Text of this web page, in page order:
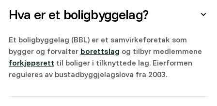
Hva er et boligbyggelag?
Et boligbyggelag (BBL) er et samvirkeforetak som
bygger og forvalter borettslag og tilbyr medlemmene
forkjøpsrett til boliger i tilknyttede lag. Eierformen
reguleres av bustadbyggjelagslova fra 2003.